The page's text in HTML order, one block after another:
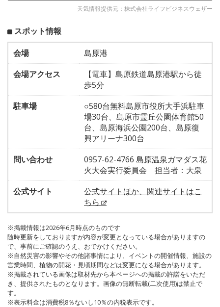
天気情報提供元：株式会社ライフビジネスウェザー
スポット情報
会場
島原港
会場アクセス
【電車】島原鉄道島原港駅から徒
歩5分
駐車場
○580台無料島原市役所大手浜駐車
場30台、島原市霊丘公園体育館50
台、島原海浜公園200台、島原復
興アリーナ300台
問い合わせ
0957-62-4766 島原温泉ガマダス花
火大会実行委員会 担当者：大泉
公式サイト
公式サイトほか、関連サイトはこ
ちら
※掲載情報は2026年6月時点のものです
随時更新をしておりますが内容が変更となっている場合がありますの
で、事前にご確認のうえ、おでかけください。
※自然災害の影響やその他諸事情により、イベントの開催情報、施設の
営業時間、植物の開花・見頃期間などは変更になる場合があります。
※掲載されている画像は取材先から本ページへの掲載の許諾をいただ
き、提供されたものとなります。画像の無断転載(二次使用)は禁止で
す。
※表示料金は消費税8％ないし10％の内税表示です。